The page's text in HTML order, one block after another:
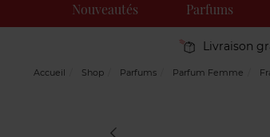
Nouveautés Parfums
Livraison
Accueil Shop Parfums Parfum Femme